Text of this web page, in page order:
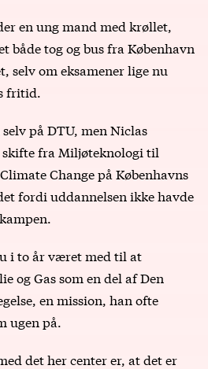
en ung mand med krøllet,
både tog og bus fra København
selv om eksamener lige nu
fritid.
på DTU, men Niclas
skifte fra Miljøteknologi til
Change på Københavns
fordi uddannelsen ikke havde
i to år været med til at
og Gas som en del af Den
en mission, han ofte
ugen på.
det her center er, at det er